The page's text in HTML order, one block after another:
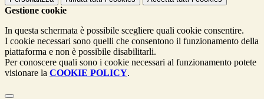
Gestione cookie
In questa schermata è possibile scegliere quali cookie consentire.
I cookie necessari sono quelli che consentono il funzionamento della
piattaforma e non è possibile disabilitarli.
Per conoscere quali sono i cookie necessari al funzionamento potete
visionare la COOKIE POLICY.